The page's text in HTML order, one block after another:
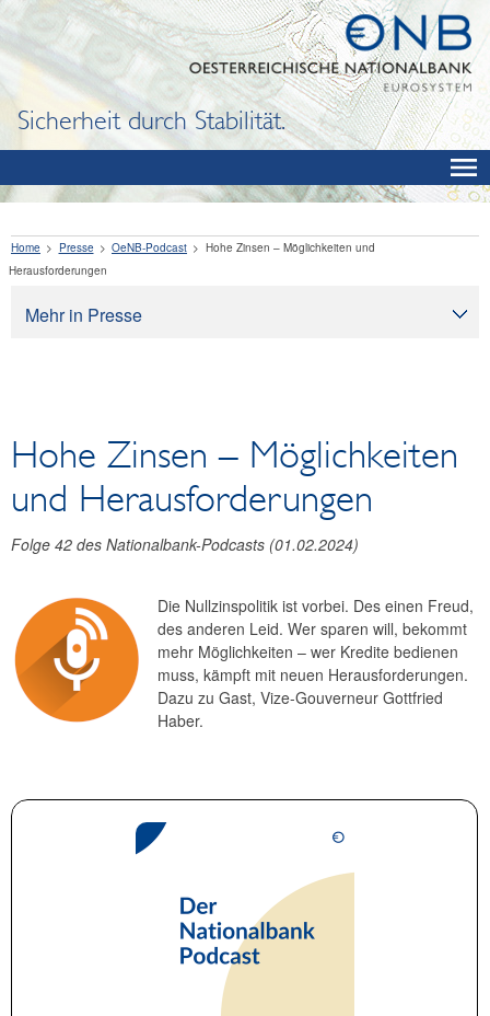
Sicherheit durch Stabilität.
Mehr in Presse
OeNB-Blog
OeNB-Podcast
Reden und Präsentationen
Berichte
Fotos
Home Presse OeNB-Podcast
Hohe Zinsen – Möglichkeiten und
Herausforderungen
Hohe Zinsen – Möglichkeiten
und Herausforderungen
Folge 42 des Nationalbank-Podcasts (01.02.2024)
Die Nullzinspolitik ist vorbei. Des einen Freud,
des anderen Leid. Wer sparen will, bekommt
mehr Möglichkeiten – wer Kredite bedienen
muss, kämpft mit neuen Herausforderungen.
Dazu zu Gast, Vize-Gouverneur Gottfried
Haber.